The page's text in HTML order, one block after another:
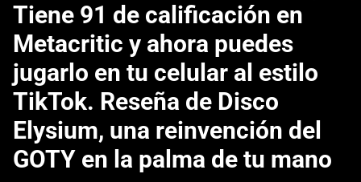
Tiene 91 de calificación en
Metacritic y ahora puedes
jugarlo en tu celular al estilo
TikTok. Reseña de Disco
Elysium, una reinvención del
GOTY en la palma de tu mano